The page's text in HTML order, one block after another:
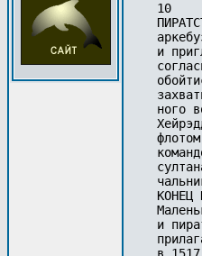
10
и
ного
КОНЕЦ
и